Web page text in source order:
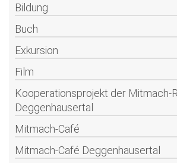
Bildung
Buch
Exkursion
Film
Kooperationsprojekt der Mitmach-
Deggenhausertal
Mitmach-Café
Mitmach-Café Deggenhausertal